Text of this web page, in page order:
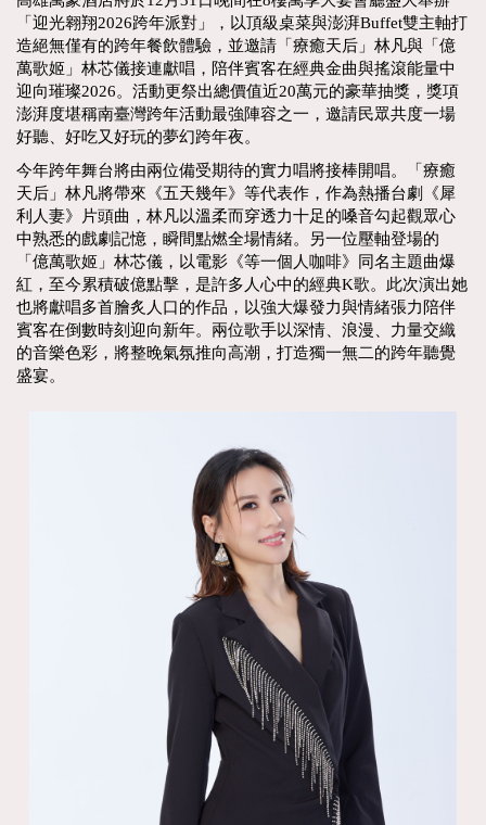
「迎光翱翔2026跨年派對」，以頂級桌菜與澎湃Buffet雙主軸打
造絕無僅有的跨年餐飲體驗，並邀請「療癒天后」林凡與「億
萬歌姬」林芯儀接連獻唱，陪伴賓客在經典金曲與搖滾能量中
迎向璀璨2026。活動更祭出總價值近20萬元的豪華抽獎，獎項
澎湃度堪稱南臺灣跨年活動最強陣容之一，邀請民眾共度一場
好聽、好吃又好玩的夢幻跨年夜。
今年跨年舞台將由兩位備受期待的實力唱將接棒開唱。「療癒
天后」林凡將帶來《五天幾年》等代表作，作為熱播台劇《犀
利人妻》片頭曲，林凡以溫柔而穿透力十足的嗓音勾起觀眾心
中熟悉的戲劇記憶，瞬間點燃全場情緒。另一位壓軸登場的
「億萬歌姬」林芯儀，以電影《等一個人咖啡》同名主題曲爆
紅，至今累積破億點擊，是許多人心中的經典K歌。此次演出她
也將獻唱多首膾炙人口的作品，以強大爆發力與情緒張力陪伴
賓客在倒數時刻迎向新年。兩位歌手以深情、浪漫、力量交織
的音樂色彩，將整晚氣氛推向高潮，打造獨一無二的跨年聽覺
盛宴。